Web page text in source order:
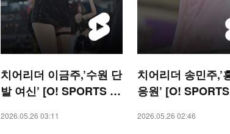
치어리더 이금주,’수원 단
발 여신’ [O! SPORTS 숏
2026.05.26 03:11
치어리더 송민주,’
응원’ [O!
2026.05.26 02:46